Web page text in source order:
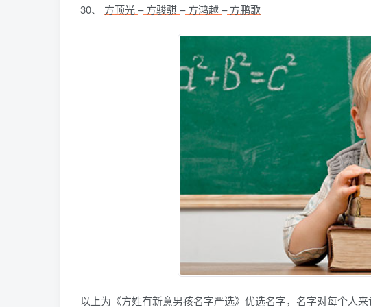
30、 方顶光–方骏骐–方鸿越–方鹏歌
以上为《方姓有新意男孩名字严选》优选名字，名字对每个人